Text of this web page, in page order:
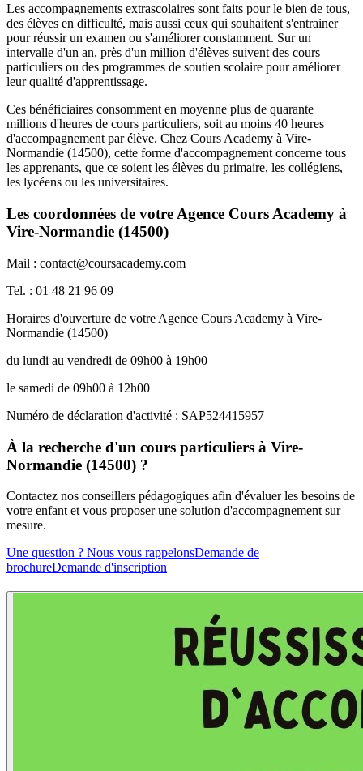
Les accompagnements extrascolaires sont faits pour le bien de tous,
des élèves en difficulté, mais aussi ceux qui souhaitent s'entrainer
pour réussir un examen ou s'améliorer constamment. Sur un
intervalle d'un an, près d'un million d'élèves suivent des cours
particuliers ou des programmes de soutien scolaire pour améliorer
leur qualité d'apprentissage.
Ces bénéficiaires consomment en moyenne plus de quarante
millions d'heures de cours particuliers, soit au moins 40 heures
d'accompagnement par élève. Chez Cours Academy à Vire-
Normandie (14500), cette forme d'accompagnement concerne tous
les apprenants, que ce soient les élèves du primaire, les collégiens,
les lycéens ou les universitaires.
Les coordonnées de votre Agence Cours Academy à
Vire-Normandie (14500)
Mail : contact@coursacademy.com
Tel. : 01 48 21 96 09
Horaires d'ouverture de votre Agence Cours Academy à Vire-
Normandie (14500)
du lundi au vendredi de 09h00 à 19h00
le samedi de 09h00 à 12h00
Numéro de déclaration d'activité : SAP524415957
À la recherche d'un cours particuliers à Vire-
Normandie (14500) ?
Contactez nos conseillers pédagogiques afin d'évaluer les besoins de
votre enfant et vous proposer une solution d'accompagnement sur
mesure.
Une question ? Nous vous rappelonsDemande de
brochureDemande d'inscription